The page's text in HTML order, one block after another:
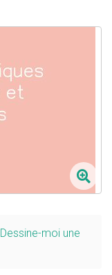
Dessine-moi une